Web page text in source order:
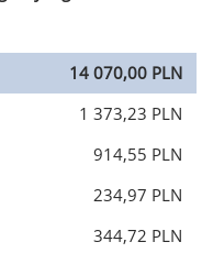
14 070,00 PLN
1 373,23 PLN
914,55 PLN
234,97 PLN
344,72 PLN